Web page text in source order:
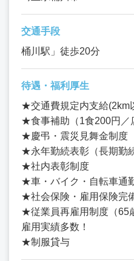
交通手段
桶川駅」徒歩20分
待遇・福利厚生
★交通費規定内支給(2km
★食事補助（1食200円／
★慶弔・震災見舞金制度
★永年勤続表彰（長期勤
★社内表彰制度
★車・バイク・自転車通
★社会保険・雇用保険完
★従業員再雇用制度（65
雇用実績多数！
★制服貸与